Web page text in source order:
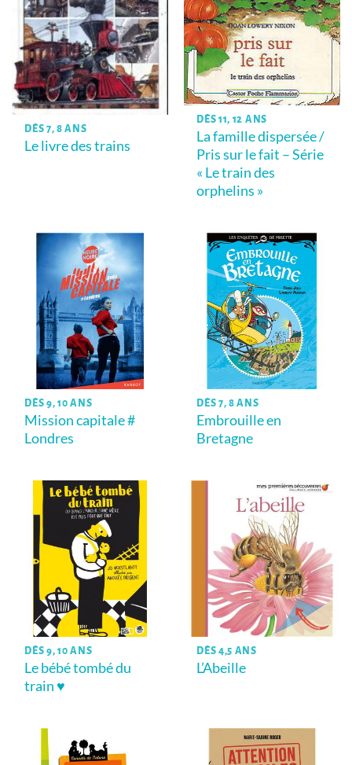
DÈS 7, 8 ANS
Le livre des trains
DÈS 11, 12 ANS
La famille dispersée /
Pris sur le fait – Série
« Le train des
orphelins »
DÈS 9, 10 ANS
Mission capitale #
Londres
DÈS 7, 8 ANS
Embrouille en
Bretagne
DÈS 9, 10 ANS
Le bébé tombé du
train ♥
DÈS 4,5 ANS
L’Abeille